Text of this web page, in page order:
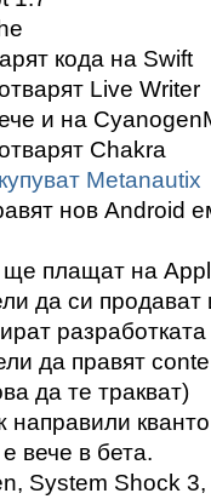
кода на Swift
Live Writer
и на
Chakra
Metanautix
нов Android
ще плащат на
да си продават
да правят
да те тракват)
направили
вече в бета.
System Shock